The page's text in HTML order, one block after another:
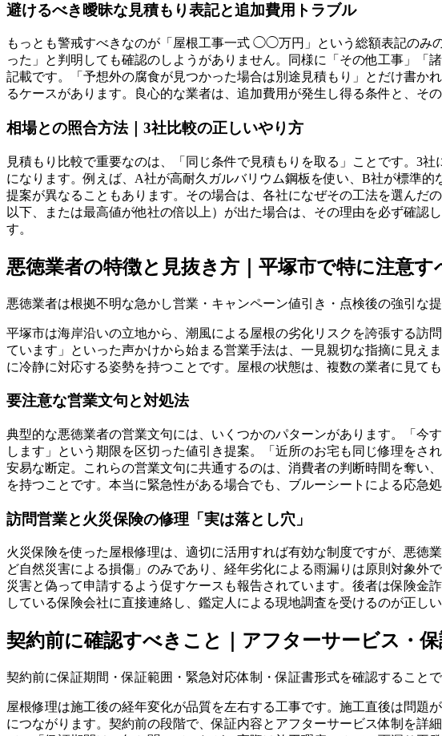
避けるべき曖昧な見積もり表記と追加費用トラブル
もっとも警戒すべきなのが「屋根工事一式 ◯◯万円」という総額表記のみ
った」と判明しても確認のしようがありません。同様に「その他工事」「
記載です。「予想外の腐食が見つかった場合は別途見積もり」とだけ書か
るケースがあります。良心的な業者は、追加費用が発生し得る条件と、そ
相場との照合方法｜3社比較の正しいやり方
見積もり比較で重要なのは、「同じ条件で見積もりを取る」ことです。3
になります。例えば、A社が高耐久ガルバリウム鋼板を使い、B社が標準
提案が異なることもあります。その場合は、各社になぜその工法を選んだ
以下、または最高値が他社の倍以上）が出た場合は、その理由を必ず確認
す。
悪徳業者の特徴と見抜き方｜平塚市で特に注意す
悪徳業者は根拠不明な急かし営業・キャンペーン値引き・点検後の強引な
平塚市は海岸沿いの立地から、潮風による屋根の劣化リスクを誇張する訪
ています」といった声かけから始まる営業手法は、一見親切な指摘に見え
に冷静に対応する姿勢を持つことです。屋根の状態は、複数の業者に見て
要注意な営業文句と対処法
典型的な悪徳業者の営業文句には、いくつかのパターンがあります。「今
します」という期限を区切った値引き提案。「近所のお宅も同じ修理を
安易な断定。これらの営業文句に共通するのは、消費者の判断時間を奪い
を持つことです。本当に緊急性がある場合でも、ブルーシートによる応急
訪問営業と火災保険の修理「実は落とし穴」
火災保険を使った屋根修理は、適切に活用すれば有効な制度ですが、悪徳
ど自然災害による損傷」のみであり、経年劣化による雨漏りは原則対象
災害と偽って申請するよう促すケースも報告されています。後者は保険金
している保険会社に直接連絡し、鑑定人による現地調査を受けるのが正し
契約前に確認すべきこと｜アフターサービス・
契約前に保証期間・保証範囲・緊急対応体制・保証書形式を確認すること
屋根修理は施工後の経年変化が品質を左右する工事です。施工直後は問
につながります。契約前の段階で、保証内容とアフターサービス体制を詳